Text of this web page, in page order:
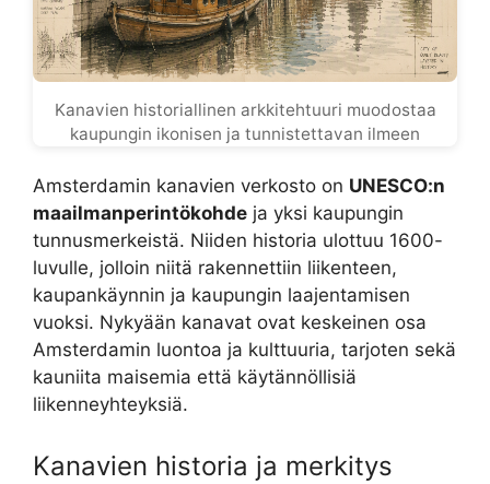
Kanavien historiallinen arkkitehtuuri muodostaa
kaupungin ikonisen ja tunnistettavan ilmeen
Amsterdamin kanavien verkosto on UNESCO:n
maailmanperintökohde ja yksi kaupungin
tunnusmerkeistä. Niiden historia ulottuu 1600-
luvulle, jolloin niitä rakennettiin liikenteen,
kaupankäynnin ja kaupungin laajentamisen
vuoksi. Nykyään kanavat ovat keskeinen osa
Amsterdamin luontoa ja kulttuuria, tarjoten sekä
kauniita maisemia että käytännöllisiä
liikenneyhteyksiä.
Kanavien historia ja merkitys